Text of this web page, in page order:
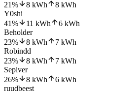
21% 8 kWh 8 kWh
Y0shi
41% 11 kWh 6 kWh
Beholder
23% 8 kWh 7 kWh
Robindd
23% 8 kWh 7 kWh
Sepiver
26% 8 kWh 6 kWh
ruudbeest